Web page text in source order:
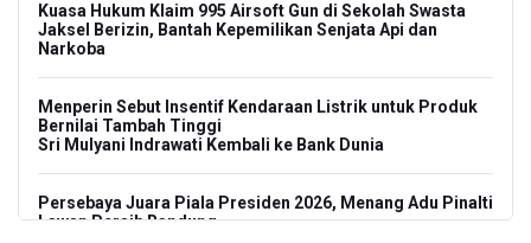
Kuasa Hukum Klaim 995 Airsoft Gun di Sekolah Swasta
Jaksel Berizin, Bantah Kepemilikan Senjata Api dan
Narkoba
Menperin Sebut Insentif Kendaraan Listrik untuk Produk
Bernilai Tambah Tinggi
Sri Mulyani Indrawati Kembali ke Bank Dunia
Persebaya Juara Piala Presiden 2026, Menang Adu Pinalti
Lawan Persib Bandung